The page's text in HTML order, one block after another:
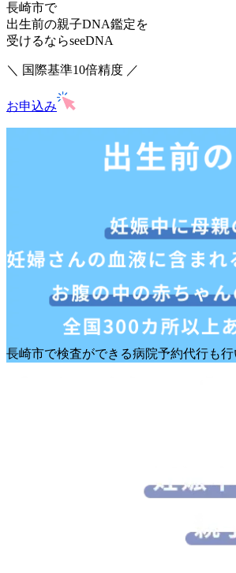
長崎市で
出生前の親子DNA鑑定を
受けるならseeDNA
＼ 国際基準10倍精度 ／
お申込み
長崎市で検査ができる病院予約代行も行